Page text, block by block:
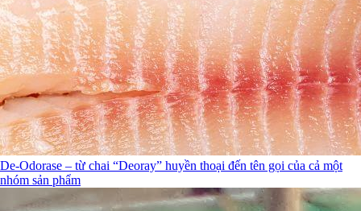
De-Odorase – từ chai “Deoray” huyền thoại đến tên gọi của cả một
nhóm sản phẩm